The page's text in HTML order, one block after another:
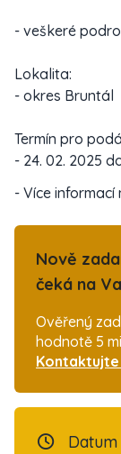
- veškeré
Lokalita:
- okres Bruntál
Termín pro
- 24. 02. 2025
- Více
Nově
čeká na
Ověřený
hodnotě 5
Kontaktujte
Datum